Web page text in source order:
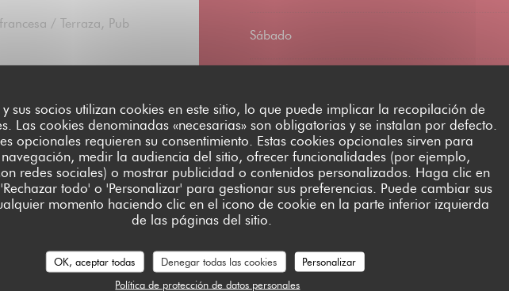
y sus socios utilizan cookies en este sitio, lo que puede implicar la recopilación de
Las cookies denominadas «necesarias» son obligatorias y se instalan por defecto.
opcionales requieren su consentimiento. Estas cookies opcionales sirven para
medir la audiencia del sitio, ofrecer funcionalidades (por ejemplo,
redes sociales) o mostrar publicidad o contenidos personalizados. Haga clic en
todo' o 'Personalizar' para gestionar sus preferencias. Puede cambiar sus
momento haciendo clic en el icono de cookie en la parte inferior izquierda
de las páginas del sitio.
OK, aceptar todas Denegar todas las cookies
Personalizar
Política de protección de datos personales
/ Terraza, Pub
Servicio
Llevar, Privatización,
WiFi
Contactless
Cheques, Tarjeta de
Sábado